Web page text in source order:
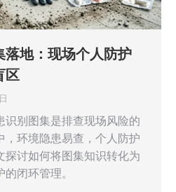
落地：现场个人防护
区
识别图集是排查现场风险的
，环境隐患易查，个人防护
探讨如何将图集知识转化为
闭环管理。